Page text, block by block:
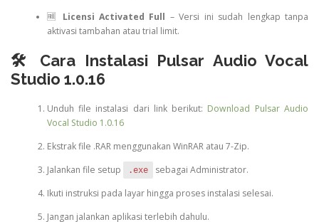
🆓 Licensi Activated Full – Versi ini sudah lengkap tanpa
aktivasi tambahan atau trial limit.
🛠️ Cara Instalasi Pulsar Audio Vocal
Studio 1.0.16
Unduh file instalasi dari link berikut: Download Pulsar Audio
Vocal Studio 1.0.16
Ekstrak file .RAR menggunakan WinRAR atau 7-Zip.
Jalankan file setup
.exe
sebagai Administrator.
Ikuti instruksi pada layar hingga proses instalasi selesai.
Jangan jalankan aplikasi terlebih dahulu.